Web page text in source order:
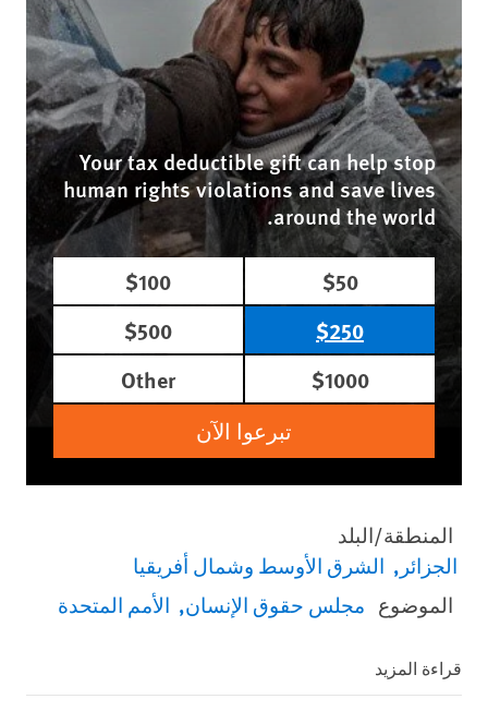
Your tax deductible gift can help stop
human rights violations and save lives
around the world.
$50
$100
$250
$500
$1000
Other
تبرعوا الآن
المنطقة/البلد
الجزائر
الشرق الأوسط وشمال أفريقيا
الموضوع مجلس حقوق الإنسان الأمم المتحدة
قراءة المزيد